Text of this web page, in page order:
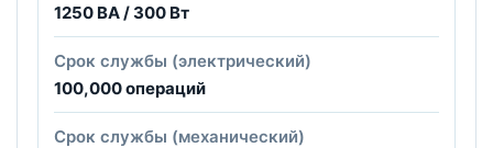
1250 ВА / 300 Вт
Срок службы (электрический)
100,000 операций
Срок службы (механический)